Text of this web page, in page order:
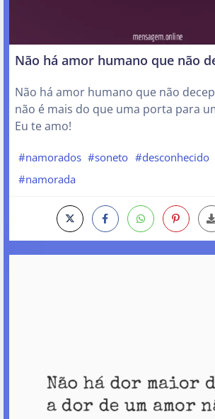
Não há amor humano que não
Não há amor humano que não
não é mais do que uma porta para
Eu te amo!
#namorados #soneto #desconhecido
#namorada